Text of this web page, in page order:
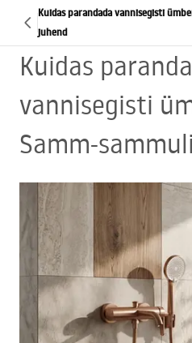
Kuidas parandada vannisegisti
juhend
Kuidas
vannisegisti
Samm-